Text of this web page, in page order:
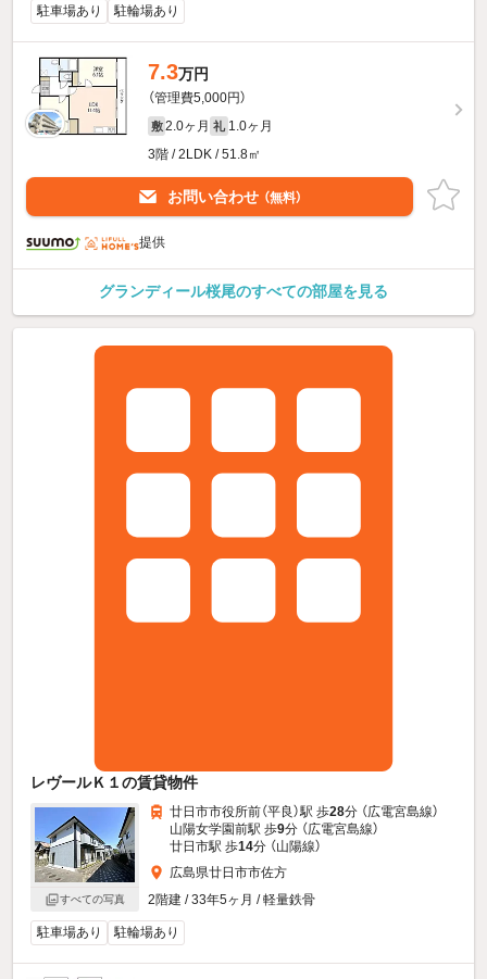
駐車場あり
駐輪場あり
7.3万円
（管理費5,000円）
敷 2.0ヶ月 礼 1.0ヶ月
3階 / 2LDK / 51.8㎡
お問い合わせ （無料）
提供
グランディール桜尾のすべての部屋を見る
レヴールＫ１の賃貸物件
すべての写真
廿日市市役所前（平良）駅 歩28分 （広電宮島線）
山陽女学園前駅 歩9分 （広電宮島線）
廿日市駅 歩14分 （山陽線）
広島県廿日市市佐方
2階建 / 33年5ヶ月 / 軽量鉄骨
駐車場あり 駐輪場あり